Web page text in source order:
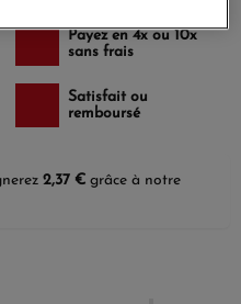
Payez en 4x ou 10x
sans frais
Satisfait ou
remboursé
2,37 € grâce à notre